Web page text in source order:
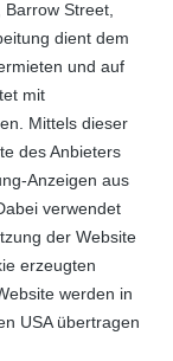
Street,
dient dem
und auf
mit
Mittels dieser
des Anbieters
Anzeigen aus
verwendet
der Website
erzeugten
werden in
USA übertragen